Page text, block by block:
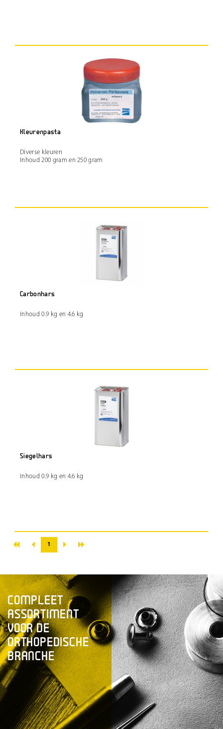
Kleurenpasta
Diverse kleuren
Inhoud 200 gram en 250 gram
Carbonhars
Inhoud 0.9 kg en 4.6 kg
Siegelhars
Inhoud 0.9 kg en 4.6 kg
« ‹ 1 › »
COMPLEET
ASSORTIMENT
VOOR DE
ORTHOPEDISCHE
BRANCHE